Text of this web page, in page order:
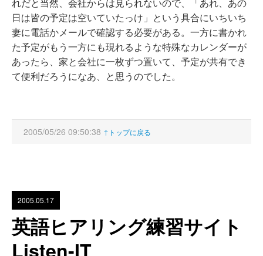
日は皆の予定は空いていたっけ」という具合にいちいち
妻に電話かメールで確認する必要がある。一方に書かれ
た予定がもう一方にも現れるような特殊なカレンダーが
あったら、家と会社に一枚ずつ置いて、予定が共有でき
て便利だろうになあ、と思うのでした。
2005/05/26 09:50:38 ↑トップに戻る
2005.05.17
英語ヒアリング練習サイト
Listen-IT